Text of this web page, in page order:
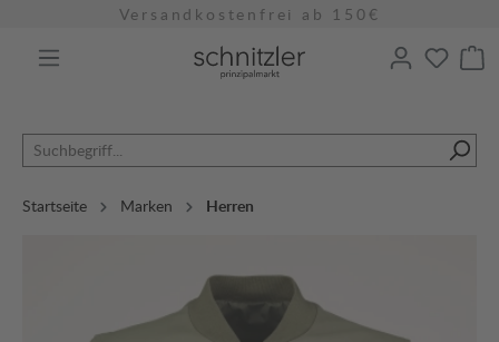
Versandkostenfrei ab 150€
Startseite Marken Herren